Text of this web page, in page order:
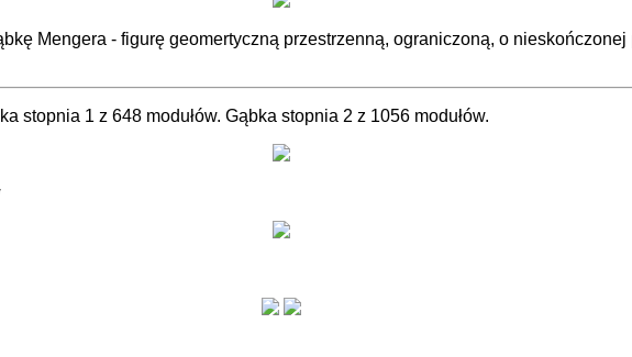
Mengera - figurę geomertyczną przestrzenną, ograniczoną, o
stopnia 1 z 648 modułów. Gąbka stopnia 2 z 1056 modułów.